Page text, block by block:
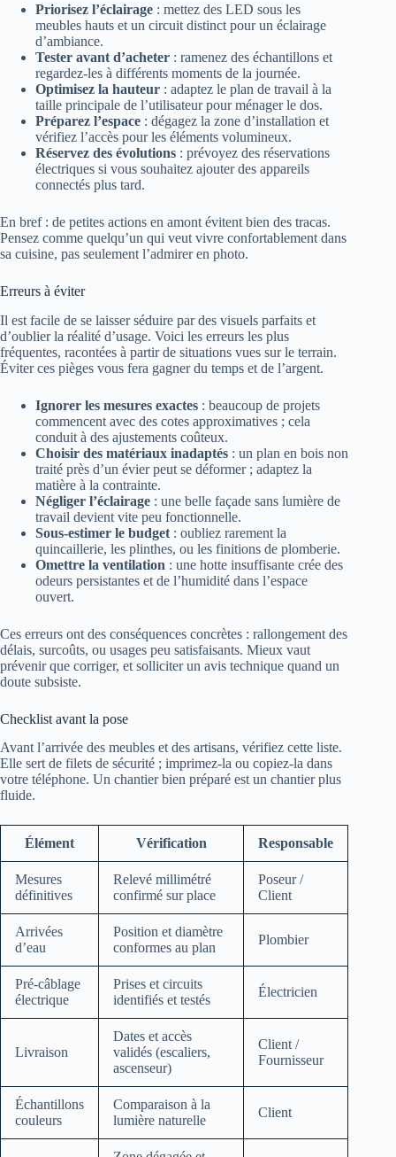
Priorisez l’éclairage : mettez des LED sous les
meubles hauts et un circuit distinct pour un éclairage
d’ambiance.
Tester avant d’acheter : ramenez des échantillons et
regardez-les à différents moments de la journée.
Optimisez la hauteur : adaptez le plan de travail à la
taille principale de l’utilisateur pour ménager le dos.
Préparez l’espace : dégagez la zone d’installation et
vérifiez l’accès pour les éléments volumineux.
Réservez des évolutions : prévoyez des réservations
électriques si vous souhaitez ajouter des appareils
connectés plus tard.
En bref : de petites actions en amont évitent bien des tracas.
Pensez comme quelqu’un qui veut vivre confortablement dans
sa cuisine, pas seulement l’admirer en photo.
Erreurs à éviter
Il est facile de se laisser séduire par des visuels parfaits et
d’oublier la réalité d’usage. Voici les erreurs les plus
fréquentes, racontées à partir de situations vues sur le terrain.
Éviter ces pièges vous fera gagner du temps et de l’argent.
Ignorer les mesures exactes : beaucoup de projets
commencent avec des cotes approximatives ; cela
conduit à des ajustements coûteux.
Choisir des matériaux inadaptés : un plan en bois non
traité près d’un évier peut se déformer ; adaptez la
matière à la contrainte.
Négliger l’éclairage : une belle façade sans lumière de
travail devient vite peu fonctionnelle.
Sous-estimer le budget : oubliez rarement la
quincaillerie, les plinthes, ou les finitions de plomberie.
Omettre la ventilation : une hotte insuffisante crée des
odeurs persistantes et de l’humidité dans l’espace
ouvert.
Ces erreurs ont des conséquences concrètes : rallongement des
délais, surcoûts, ou usages peu satisfaisants. Mieux vaut
prévenir que corriger, et solliciter un avis technique quand un
doute subsiste.
Checklist avant la pose
Avant l’arrivée des meubles et des artisans, vérifiez cette liste.
Elle sert de filets de sécurité ; imprimez-la ou copiez-la dans
votre téléphone. Un chantier bien préparé est un chantier plus
fluide.
Élément Vérification Responsable
Mesures
définitives
Relevé millimétré
confirmé sur place
Poseur /
Client
Arrivées
d’eau
Position et diamètre
conformes au plan
Plombier
Pré-câblage
électrique
Prises et circuits
identifiés et testés
Électricien
Livraison
Dates et accès
validés (escaliers,
ascenseur)
Client /
Fournisseur
Échantillons
couleurs
Comparaison à la
lumière naturelle
Client